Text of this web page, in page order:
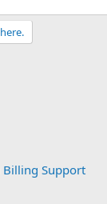
Billing Support